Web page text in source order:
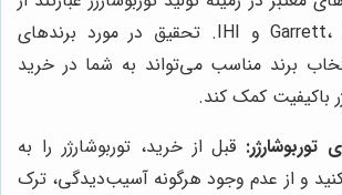
Garrett، BorgWarner و IHI. تحقیق در مورد برندهای
برند مناسب می‌تواند به شما در خرید
باکیفیت کمک کند.
قبل از خرید، توربوشارژر را به
و از عدم وجود هرگونه آسیب‌دیدگی، ترک